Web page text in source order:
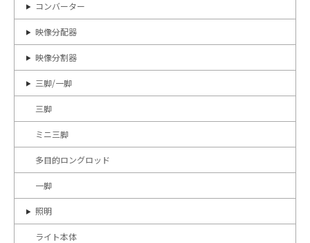
コンバーター
映像分配器
映像分割器
三脚/一脚
三脚
ミニ三脚
多目的ロングロッド
一脚
照明
ライト本体